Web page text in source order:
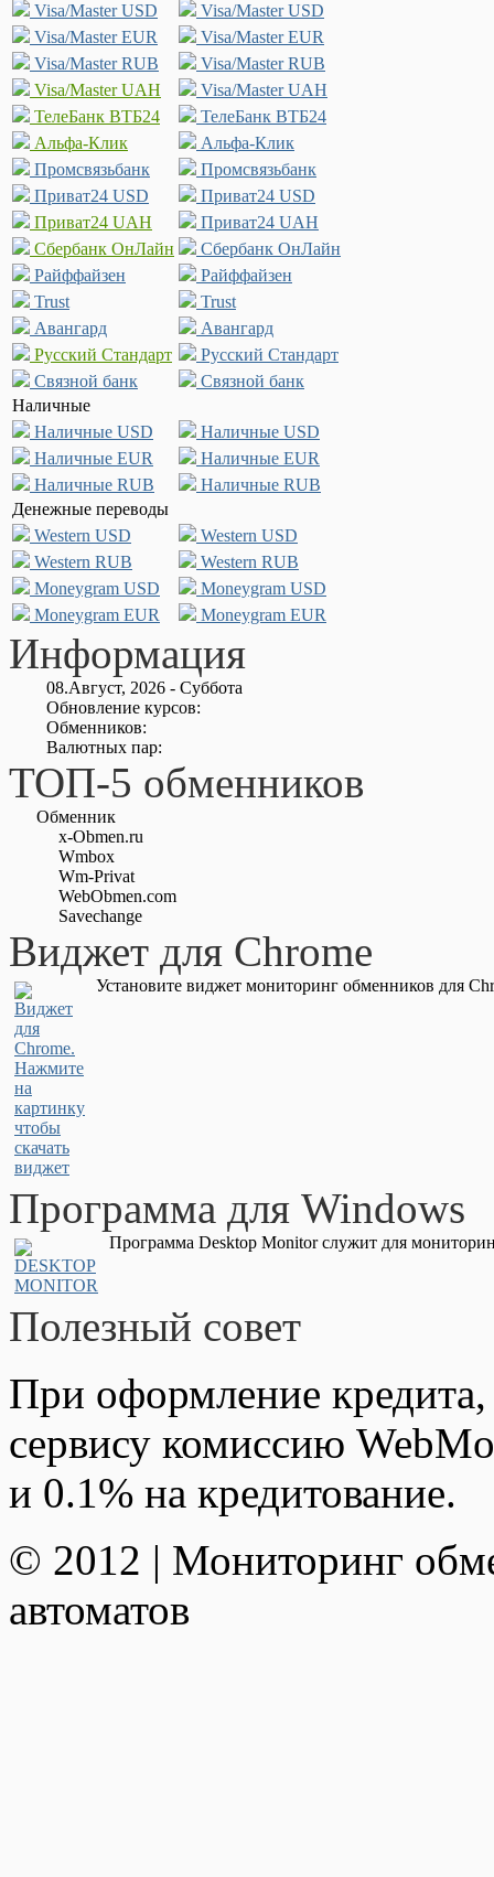
Visa/Master USD
Visa/Master USD
Visa/Master EUR
Visa/Master EUR
Visa/Master RUB
Visa/Master RUB
Visa/Master UAH
Visa/Master UAH
ТелеБанк ВТБ24
ТелеБанк ВТБ24
Альфа-Клик
Альфа-Клик
Промсвязьбанк
Промсвязьбанк
Приват24 USD
Приват24 USD
Приват24 UAH
Приват24 UAH
Сбербанк ОнЛайн
Сбербанк ОнЛайн
Райффайзен
Райффайзен
Trust
Trust
Авангард
Авангард
Русский Стандарт
Русский Стандарт
Связной банк
Связной банк
Наличные
Наличные USD
Наличные USD
Наличные EUR
Наличные EUR
Наличные RUB
Наличные RUB
Денежные переводы
Western USD
Western USD
Western RUB
Western RUB
Moneygram USD
Moneygram USD
Moneygram EUR
Moneygram EUR
Информация
08.Август, 2026 - Суббота
Обновление курсов:
Обменников:
Валютных пар:
ТОП-5 обменников
Обменник
x-Obmen.ru
Wmbox
Wm-Privat
WebObmen.com
Savechange
Виджет для Chrome
Установите виджет мониторинг обменников для
Программа для Windows
Программа Desktop Monitor служит для
Полезный совет
При оформление
сервису комиссию
и 0.1% на кредитование.
© 2012 | Мониторинг
автоматов